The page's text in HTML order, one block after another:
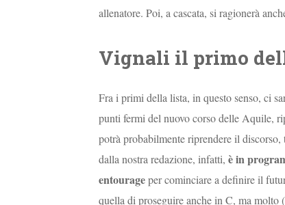
allenatore. Poi, a cascata, si ragionerà
Vignali il primo
Fra i primi della lista, in questo senso, ci
punti fermi del nuovo corso delle Aquile,
potrà probabilmente riprendere il
dalla nostra redazione, infatti, è in
entourageper cominciare a definire il
quella di proseguire anche in C, ma molto